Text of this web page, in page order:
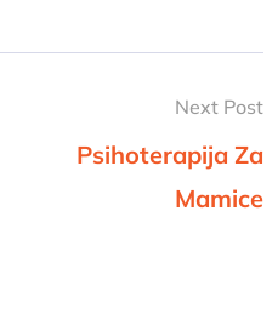
Next Post
Psihoterapija Za
Mamice